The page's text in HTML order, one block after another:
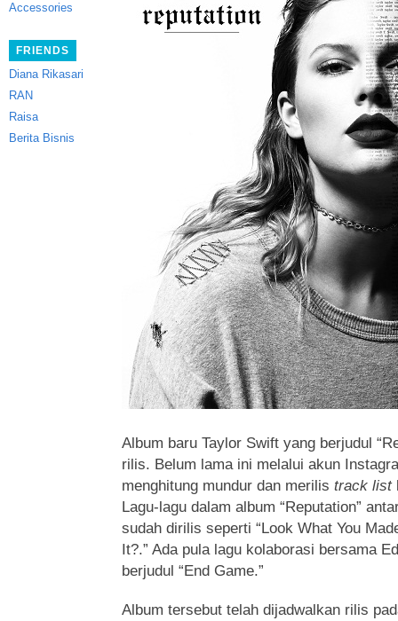
Accessories
FRIENDS
Diana Rikasari
RAN
Raisa
Berita Bisnis
Album baru Taylor Swift yang berjudul
rilis. Belum lama ini melalui akun
menghitung mundur dan merilis track list
Lagu-lagu dalam album “Reputation”
sudah dirilis seperti “Look What You
It?.” Ada pula lagu kolaborasi bersama
berjudul “End Game.”
Album tersebut telah dijadwalkan rilis